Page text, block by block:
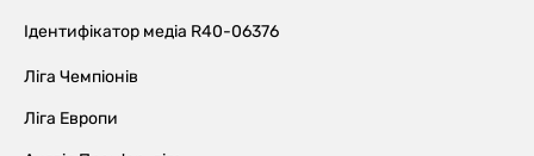
Ідентифікатор медіа R40-06376
Ліга Чемпіонів
Ліга Европи